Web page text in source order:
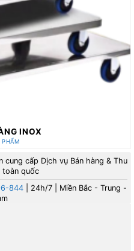
INOX
PHẨM
cung cấp Dịch vụ Bán hàng & Thu
toàn quốc
844| 24h/7 | Miền Bắc - Trung -